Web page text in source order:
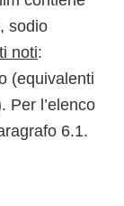
sodio
noti:
(equivalenti
Per l’elenco
6.1.